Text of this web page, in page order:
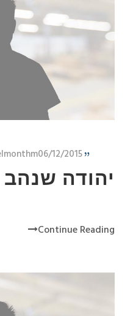
06/12/2015
יהודה שנהב
Continue Reading